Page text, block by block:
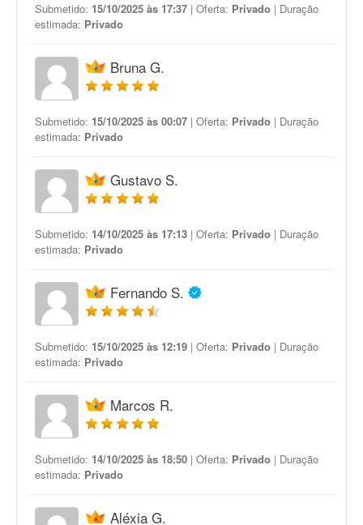
Submetido: 15/10/2025 às 17:37 | Oferta: Privado | Duração
estimada: Privado
Bruna G.
Submetido: 15/10/2025 às 00:07 | Oferta: Privado | Duração
estimada: Privado
Gustavo S.
Submetido: 14/10/2025 às 17:13 | Oferta: Privado | Duração
estimada: Privado
Fernando S.
Submetido: 15/10/2025 às 12:19 | Oferta: Privado | Duração
estimada: Privado
Marcos R.
Submetido: 14/10/2025 às 18:50 | Oferta: Privado | Duração
estimada: Privado
Aléxia G.